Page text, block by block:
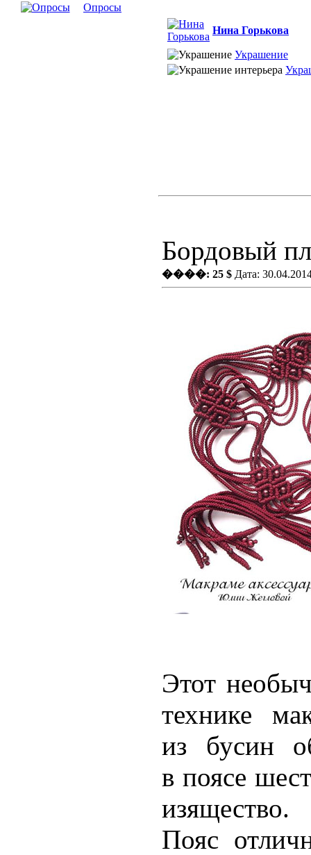
Опросы
Нина Горькова
Украшение
Бордовый
����: 25 $ Дата:
Этот
технике
из бусин
в поясе
изящество.
Пояс